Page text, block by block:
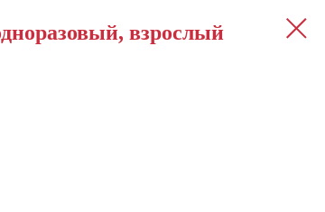
взрослый